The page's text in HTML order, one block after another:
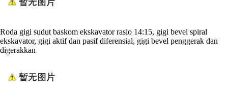
Roda gigi sudut baskom ekskavator rasio 14:15, gigi bevel spiral
ekskavator, gigi aktif dan pasif diferensial, gigi bevel penggerak dan
digerakkan